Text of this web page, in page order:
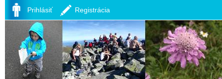
Prihlásiť Registrácia